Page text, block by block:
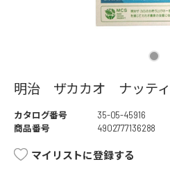
明治 ザカカオ ナッテ
カタログ番号
35-05-45916
商品番号
4902777136288
マイリストに登録する